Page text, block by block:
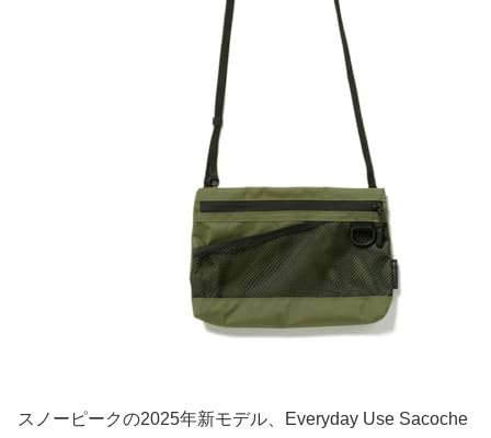
スノーピークの2025年新モデル、Everyday Use Sacoche